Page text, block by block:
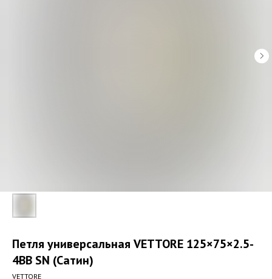
Петля универсальная VETTORE 125×75×2.5-
4BB SN (Сатин)
VETTORE